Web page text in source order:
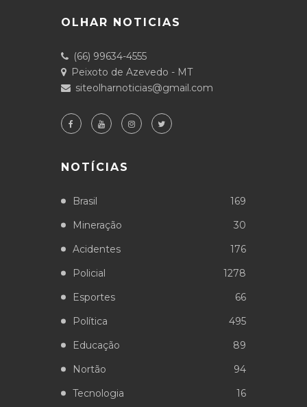
OLHAR NOTICIAS
(66) 99634-4555
Peixoto de Azevedo - MT
siteolharnoticias@gmail.com
NOTÍCIAS
Brasil
169
Mineração
30
Acidentes
176
Policial
1278
Esportes
66
Política
495
Educação
89
Nortão
94
Tecnologia
16